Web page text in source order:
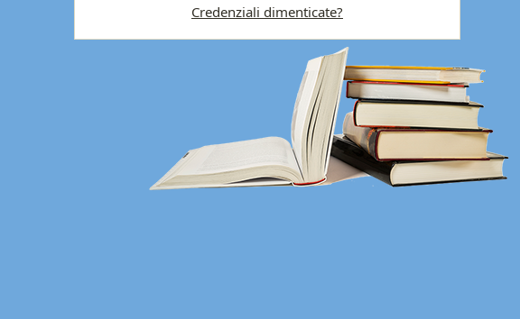
Credenziali dimenticate?